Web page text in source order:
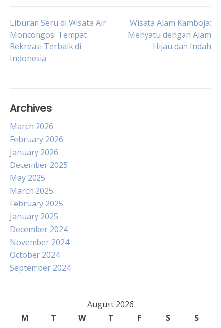
Post
navigation
Liburan Seru di Wisata Air
Moncongos: Tempat
Rekreasi Terbaik di
Indonesia
Wisata Alam Kamboja:
Menyatu dengan Alam
Hijau dan Indah
Archives
March 2026
February 2026
January 2026
December 2025
May 2025
March 2025
February 2025
January 2025
December 2024
November 2024
October 2024
September 2024
August 2026
M
T W T F S
S